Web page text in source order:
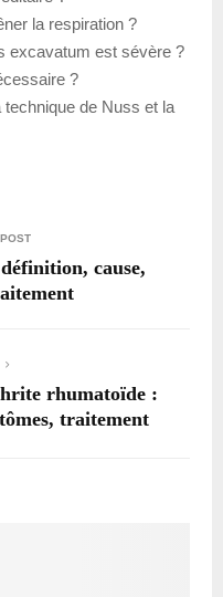
la respiration ?
excavatum est sévère ?
?
de Nuss et la
cause,
rhumatoïde :
traitement